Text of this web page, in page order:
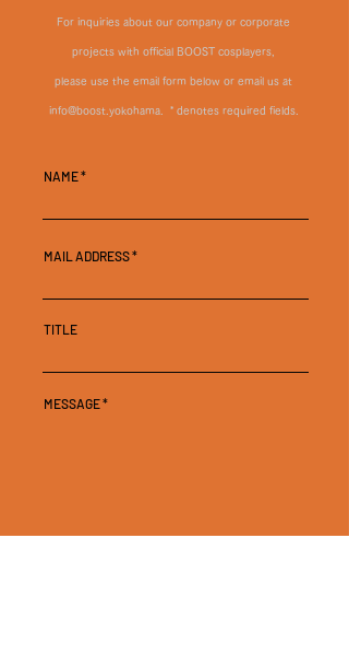
For inquiries about our company or corporate
projects with official BOOST cosplayers,
please use the email form below or email us at
info@boost.yokohama. ​ * denotes required fields.
NAME
MAIL ADDRESS
TITLE
MESSAGE